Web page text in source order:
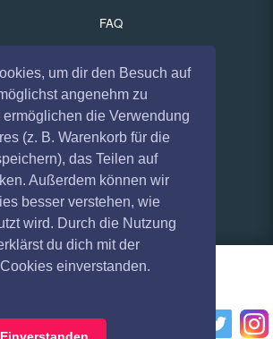
um dir den Besuch auf
angenehm zu
die Verwendung
(z. B. Warenkorb für die
das Teilen auf
Außerdem können wir
besser verstehen, wie
wird. Durch die Nutzung
du dich mit der
einverstanden.
FAQ
Services
Gutscheine
Geschäftskunden
Kartenrückgabe
Besucherregistrierung